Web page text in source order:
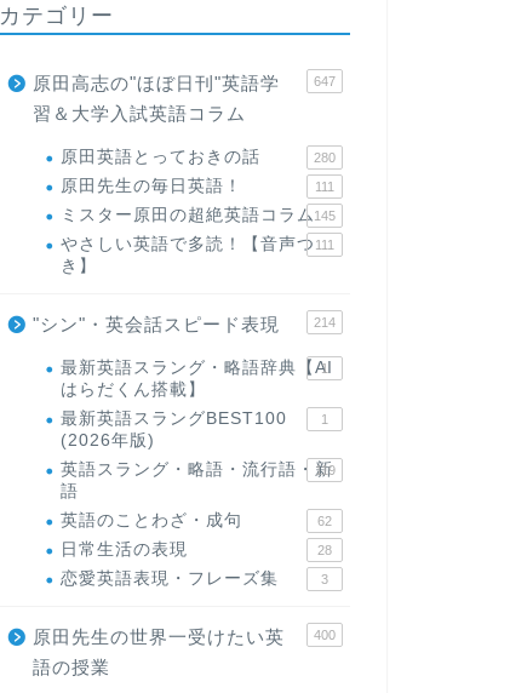
カテゴリー
原田高志の"ほぼ日刊"英語学
習＆大学入試英語コラム
647
原田英語とっておきの話 280
原田先生の毎日英語！ 111
ミスター原田の超絶英語コラム145
やさしい英語で多読！【音声つ
き】
111
"シン"・英会話スピード表現 214
最新英語スラング・略語辞典【AI
はらだくん搭載】
1
最新英語スラングBEST100
(2026年版)
1
英語スラング・略語・流行語・新
語
119
英語のことわざ・成句 62
日常生活の表現 28
恋愛英語表現・フレーズ集 3
原田先生の世界一受けたい英
語の授業
400